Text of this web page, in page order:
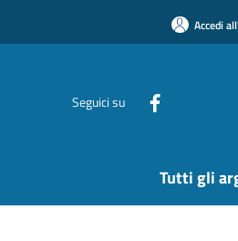
Accedi
Seguici su
Tutti gli